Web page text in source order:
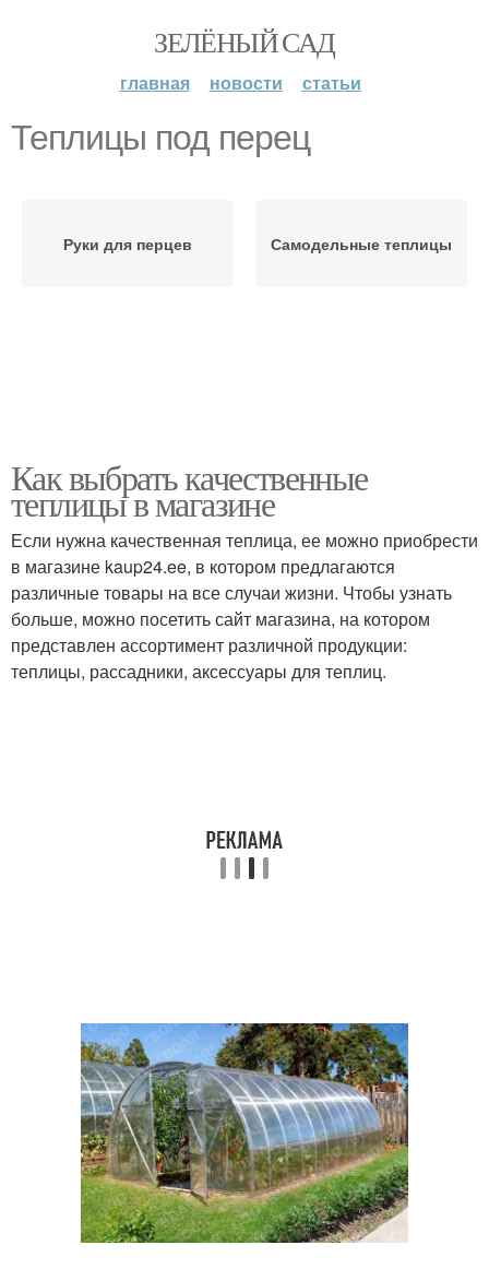
ЗЕЛЁНЫЙ САД
главная новости статьи
Теплицы под перец
Руки для перцев Самодельные теплицы
Как выбрать качественные
теплицы в магазине
Если нужна качественная теплица, ее можно приобрести
в магазине kaup24.ee, в котором предлагаются
различные товары на все случаи жизни. Чтобы узнать
больше, можно посетить сайт магазина, на котором
представлен ассортимент различной продукции:
теплицы, рассадники, аксессуары для теплиц.